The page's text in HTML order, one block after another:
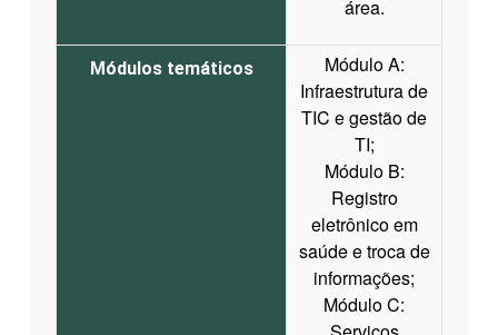
área.
Módulos temáticos
Módulo A:
Infraestrutura de
TIC e gestão de
TI;
Módulo B:
Registro
eletrônico em
saúde e troca de
informações;
Módulo C: